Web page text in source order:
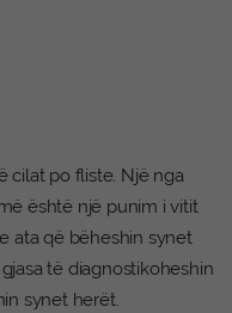
cilat po fliste. Një nga
është një punim i vitit
ata që bëheshin synet
të diagnostikoheshin
synet herët.